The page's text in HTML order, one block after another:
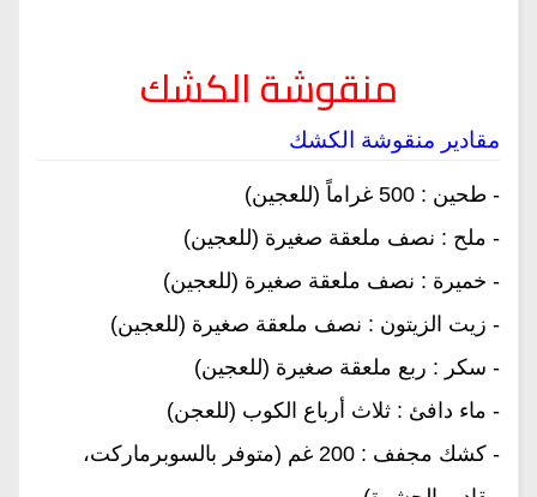
منقوشة الكشك
مقادير منقوشة الكشك
- طحين : 500 غراماً (للعجين)
- ملح : نصف ملعقة صغيرة (للعجين)
- خميرة : نصف ملعقة صغيرة (للعجين)
- زيت الزيتون : نصف ملعقة صغيرة (للعجين)
- سكر : ربع ملعقة صغيرة (للعجين)
- ماء دافئ : ثلاث أرباع الكوب (للعجن)
- كشك مجفف : 200 غم (متوفر بالسوبرماركت،